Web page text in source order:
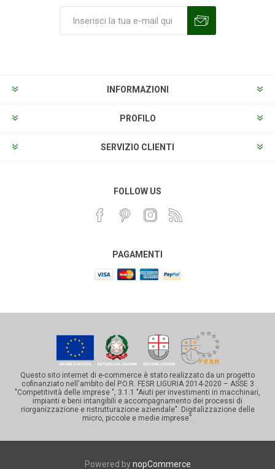
INFORMAZIONI
PROFILO
SERVIZIO CLIENTI
FOLLOW US
PAGAMENTI
Questo sito internet di e-commerce è stato realizzato da un progetto
cofinanziato nell'ambito del P.O.R. FESR LIGURIA 2014-2020 – ASSE 3
"Competitività delle imprese ", 3.1.1 "Aiuti per investimenti in macchinari,
impianti e beni intangibili e accompagnamento dei processi di
riorganizzazione e ristrutturazione aziendale". Digitalizzazione delle
micro, piccole e medie imprese”.
Powered bynopCommerce